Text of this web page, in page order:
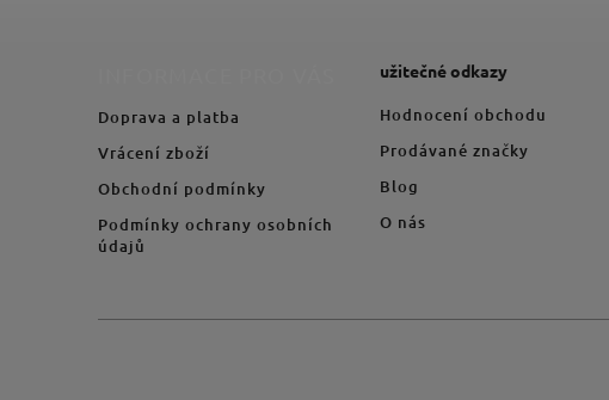
Doprava a platba
Vrácení zboží
Obchodní podmínky
Podmínky ochrany osobních
údajů
užitečné odkazy
Hodnocení obchodu
Prodávané značky
Blog
O nás